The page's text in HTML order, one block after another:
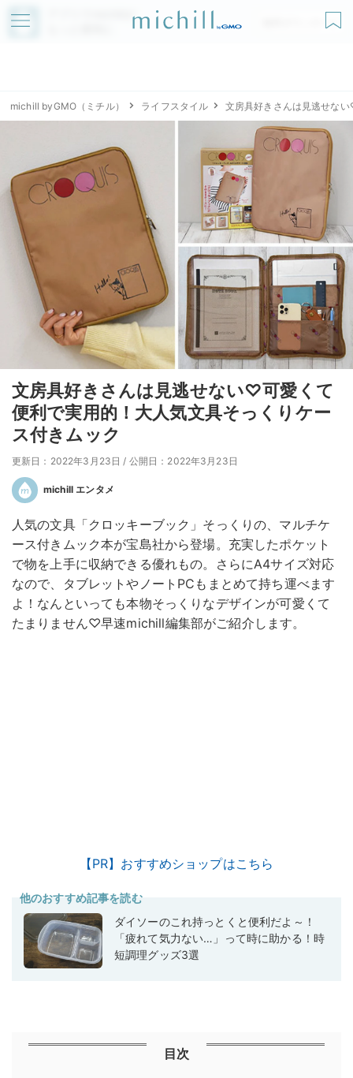
アプリでmichillが
無料ダウンロード
michill byGMO（ミチル） ライフスタイル 文房具好きさんは見逃せな
文房具好きさんは見逃せない♡可愛くて
便利で実用的！大人気文具そっくりケー
ス付きムック
更新日：2022年3月23日 / 公開日：2022年3月23日
michill エンタメ
人気の文具「クロッキーブック」そっくりの、マルチケ
ース付きムック本が宝島社から登場。充実したポケット
で物を上手に収納できる優れもの。さらにA4サイズ対応
なので、タブレットやノートPCもまとめて持ち運べます
よ！なんといっても本物そっくりなデザインが可愛くて
たまりません♡早速michill編集部がご紹介します。
【PR】おすすめショップはこちら
他のおすすめ記事を読む
ダイソーのこれ持っとくと便利だよ～！
「疲れて気力ない…」って時に助かる！時
短調理グッズ3選
目次